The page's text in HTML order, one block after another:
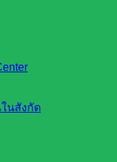
ในสังกัด